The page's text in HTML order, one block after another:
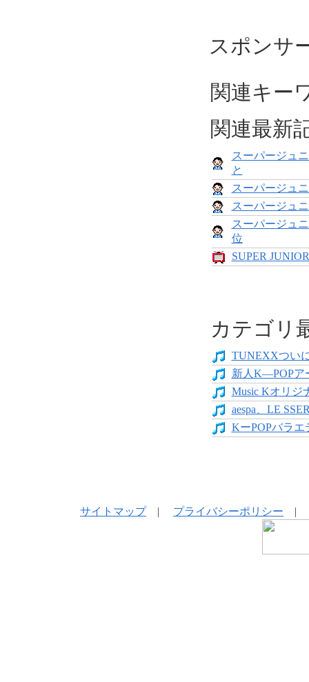
スポンサ
関連キー
関連最新
スーパージュ
と
スーパージュ
スーパージュ
スーパージュ
位
SUPER
カテゴリ
TUNEXXつい
新人K―POPア
Music Kオリジ
aespa、LE
KーPOPバラエ
サイトマップ| プライバシーポリシー